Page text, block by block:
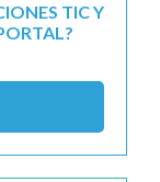
TIC Y